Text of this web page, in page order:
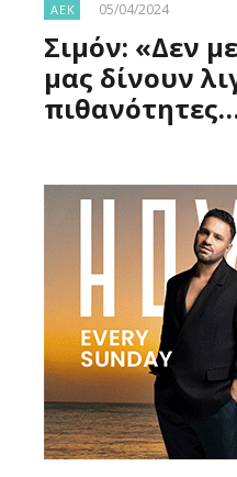
ΑΕΚ 05/04/2024
Σιμόν: «Δεν
μας δίνουν